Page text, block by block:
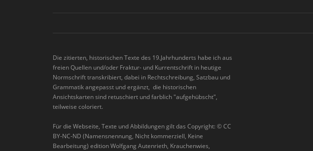
Die zitierten, historischen Texte des 19.Jahrhunderts habe ich aus
freien Quellen und/oder Fraktur- und Kurrentschrift in heutige
Normschrift transkribiert, dabei in Rechtschreibung, Satzbau und
Grammatik angepasst und ergänzt, die historischen
Ansichtskarten sind retuschiert und farblich "aufgehübscht",
teilweise coloriert.
Für die Webseite, Texte und Abbildungen gilt das Copyright: © CC
BY-NC-ND (Namensnennung, Nicht kommerziell, Keine
Bearbeitung) edition Wolfgang Autenrieth, Krauchenwies,